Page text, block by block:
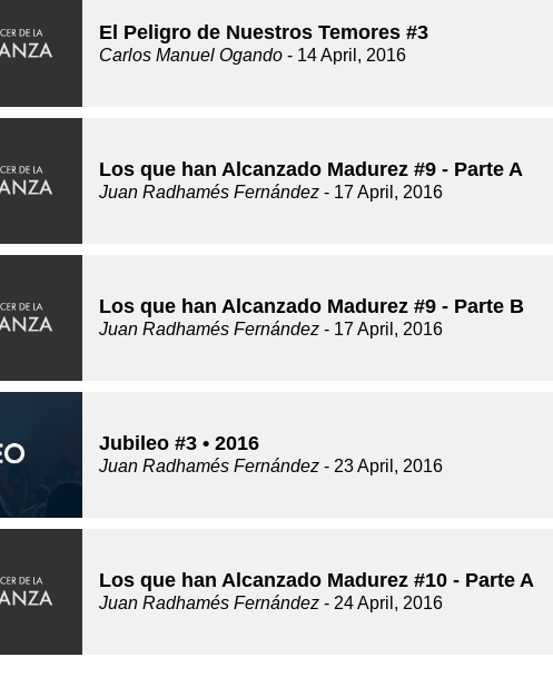
El Peligro de Nuestros Temores #3
Carlos Manuel Ogando - 14 April, 2016
Los que han Alcanzado Madurez #9 - Parte A
Juan Radhamés Fernández - 17 April, 2016
Los que han Alcanzado Madurez #9 - Parte B
Juan Radhamés Fernández - 17 April, 2016
Jubileo #3 • 2016
Juan Radhamés Fernández - 23 April, 2016
Los que han Alcanzado Madurez #10 - Parte A
Juan Radhamés Fernández - 24 April, 2016